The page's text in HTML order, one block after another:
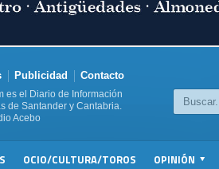
Publicidad Contacto
es el Diario de Información
de Santander y Cantabria.
Acebo
OCIO/CULTURA/TOROS OPINIÓN